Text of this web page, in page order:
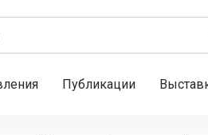
Публикации